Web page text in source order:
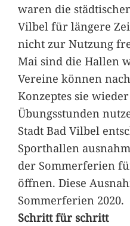
waren die
Vilbel für längere
nicht zur Nutzung
Mai sind die Hallen
Vereine können
Konzeptes sie
Übungsstunden
Stadt Bad Vilbel
Sporthallen
der Sommerferien
öffnen. Diese
Sommerferien 2020.
Schritt für schritt